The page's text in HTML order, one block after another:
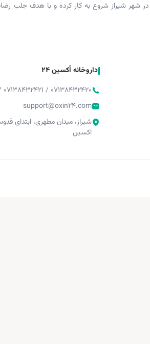
داروخانه دکتر زرگری (داروخانه اکسین) از اواخر مرداد ماه ۱۳۹۸ در شهر شیراز شروع
داروخانه اُکسین 24
۰۷۱۳۸۴۳۲۴۲۰ / ۰۷۱۳۸۴۳۲۴۲۱ / ۰۷۱۳۸۴۳۲۴۲۲
support@oxin24.com
شیراز، میدان مطهری، ابتدای
اکسین